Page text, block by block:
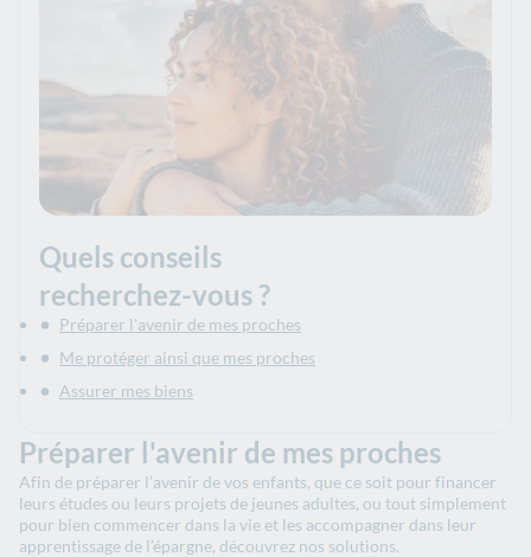
Quels conseils
recherchez-vous ?
Préparer l'avenir de mes proches
Me protéger ainsi que mes proches
Assurer mes biens
Préparer l'avenir de mes proches
Afin de préparer l’avenir de vos enfants, que ce soit pour financer
leurs études ou leurs projets de jeunes adultes, ou tout simplement
pour bien commencer dans la vie et les accompagner dans leur
apprentissage de l’épargne, découvrez nos solutions.